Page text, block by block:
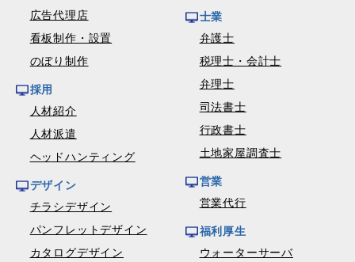
広告代理店
看板制作・設置
のぼり制作
採用
人材紹介
人材派遣
ヘッドハンティング
デザイン
チラシデザイン
パンフレットデザイン
カタログデザイン
士業
弁護士
税理士・会計士
弁理士
司法書士
行政書士
土地家屋調査士
営業
営業代行
福利厚生
ウォーターサーバ